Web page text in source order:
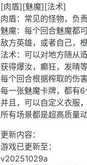
[肉盾][魅魔][法术]
肉盾：常见的怪物，负
魅魔：每个回合魅魔都
敌方英雄，或者自己，
法术：可以对地方随从
获得爆汝，癫狂，发晴
每个回合根据榨取的伤
每一张魅魔卡牌，都有6
并且，可以自定义衣服
所有场景都是超高质量
更新内容：
游戏已更新至：
v20251029a